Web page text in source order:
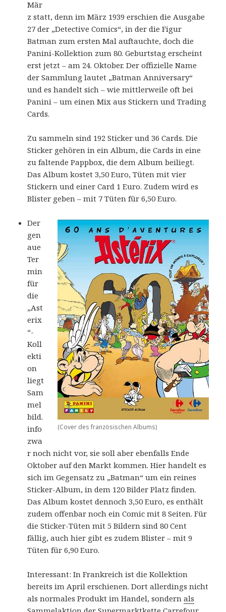
Mär
z statt, denn im März 1939 erschien die Ausgabe
27 der „Detective Comics“, in der die Figur
Batman zum ersten Mal auftauchte, doch die
Panini-Kollektion zum 80. Geburtstag erscheint
erst jetzt – am 24. Oktober. Der offizielle Name
der Sammlung lautet „Batman Anniversary“
und es handelt sich – wie mittlerweile oft bei
Panini – um einen Mix aus Stickern und Trading
Cards.
Zu sammeln sind 192 Sticker und 36 Cards. Die
Sticker gehören in ein Album, die Cards in eine
zu faltende Pappbox, die dem Album beiliegt.
Das Album kostet 3,50 Euro, Tüten mit vier
Stickern und einer Card 1 Euro. Zudem wird es
Blister geben – mit 7 Tüten für 6,50 Euro.
(Cover des französischen Albums)
Der
gen
aue
Ter
min
für
die
„Ast
erix
“-
Koll
ekti
on
liegt
Sam
mel
bild.
info
zwa
r noch nicht vor, sie soll aber ebenfalls Ende
Oktober auf den Markt kommen. Hier handelt es
sich im Gegensatz zu „Batman“ um ein reines
Sticker-Album, in dem 120 Bilder Platz finden.
Das Album kostet dennoch 3,50 Euro, es enthält
zudem offenbar noch ein Comic mit 8 Seiten. Für
die Sticker-Tüten mit 5 Bildern sind 80 Cent
fällig, auch hier gibt es zudem Blister – mit 9
Tüten für 6,90 Euro.
Interessant: In Frankreich ist die Kollektion
bereits im April erschienen. Dort allerdings nicht
als normales Produkt im Handel, sondernals